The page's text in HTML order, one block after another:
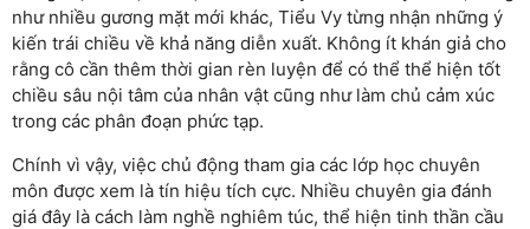
như nhiều gương mặt mới khác, Tiểu Vy từng nhận những ý
kiến trái chiều về khả năng diễn xuất. Không ít khán giả cho
rằng cô cần thêm thời gian rèn luyện để có thể thể hiện tốt
chiều sâu nội tâm của nhân vật cũng như làm chủ cảm xúc
trong các phân đoạn phức tạp.
Chính vì vậy, việc chủ động tham gia các lớp học chuyên
môn được xem là tín hiệu tích cực. Nhiều chuyên gia đánh
giá đây là cách làm nghề nghiêm túc, thể hiện tinh thần cầu